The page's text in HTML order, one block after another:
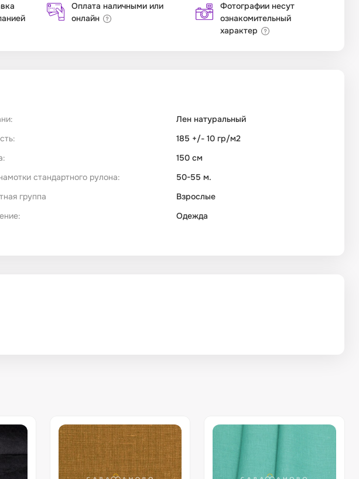
Оплата наличными или
онлайн
Фотографии несут
ознакомительный
характер
Лен натуральный
185 +/- 10 гр/м2
150 см
стандартного рулона:
50-55 м.
группа
Взрослые
Одежда